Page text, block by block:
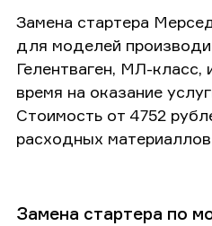
Замена стартера
для моделей
Гелентваген, МЛ-класс,
время на оказание
Стоимость от 4752
расходных
Замена стартера по